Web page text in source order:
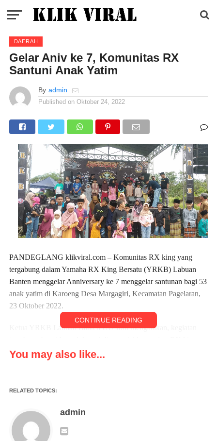
DAERAH
Gelar Aniv ke 7, Komunitas RX
Santuni Anak Yatim
By admin
Published on Oktober 24, 2022
PANDEGLANG klikviral.com – Komunitas RX king yang
tergabung dalam Yamaha RX King Bersatu (YRKB) Labuan
Banten menggelar Anniversary ke 7 menggelar santunan bagi 53
anak yatim di Karoeng Desa Margagiri, Kecamatan Pagelaran,
23 Oktober 2022.
Ketua YRKB Labuan Banten UU Joni mengatakan, kegiatan
kepada sesama. Soalnya, dengan berbagi tersebut, diharapkan
Pagelaran,” kata Uu Joni.
CONTINUE READING
You may also like...
RELATED TOPICS:
admin